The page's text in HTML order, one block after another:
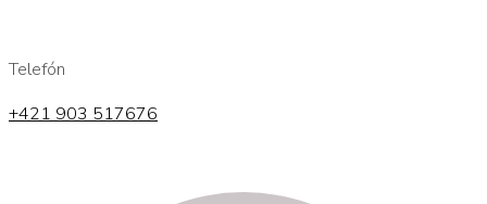
Telefón
+421 903 517676